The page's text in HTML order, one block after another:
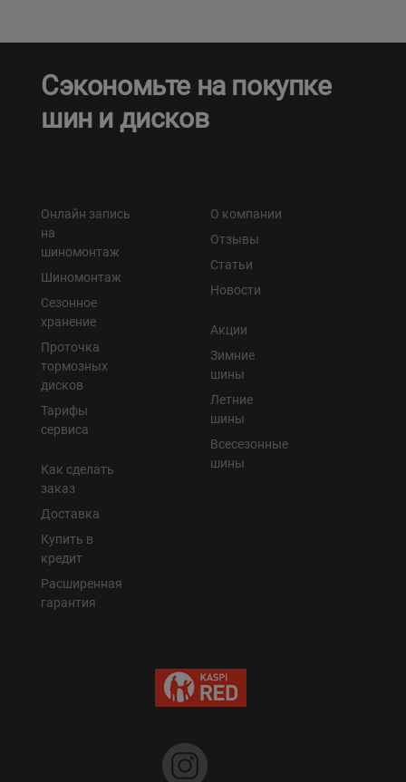
Сэкономьте на покупке
шин и дисков
Онлайн запись
на
шиномонтаж
Шиномонтаж
Сезонное
хранение
Проточка
тормозных
дисков
Тарифы
сервиса
Как сделать
заказ
Доставка
Купить в
кредит
Расширенная
гарантия
О компании
Отзывы
Статьи
Новости
Акции
Зимние
шины
Летние
шины
Всесезонные
шины